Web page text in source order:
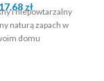
17.68 zł
i niepowtarzalny
naturą zapach w
domu